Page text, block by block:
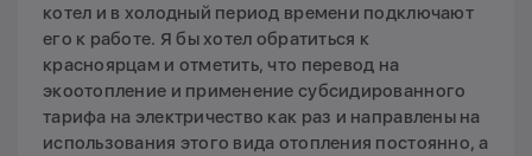
котел и в холодный период времени подключают
его к работе. Я бы хотел обратиться к
красноярцам и отметить, что перевод на
экоотопление и применение субсидированного
тарифа на электричество как раз и направлены на
использования этого вида отопления постоянно, а